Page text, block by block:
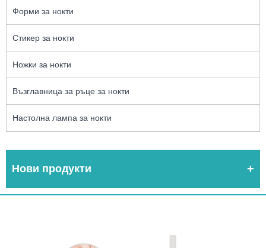
Форми за нокти
Стикер за нокти
Ножки за нокти
Възглавница за ръце за нокти
Настолна лампа за нокти
Нови продукти